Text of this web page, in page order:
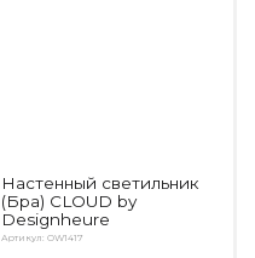
Настенный светильник
(Бра) CLOUD by
Designheure
Артикул: OW1417